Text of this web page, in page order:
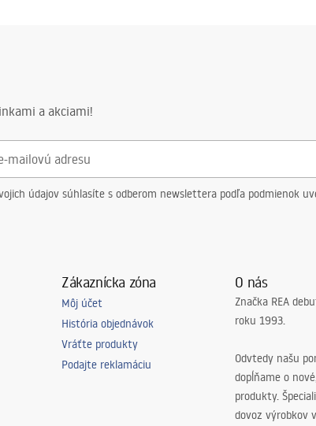
a akciami!
údajov súhlasíte s odberom newslettera podľa podmienok
Zákaznícka zóna
Môj účet
História objednávok
Vráťte produkty
Podajte reklamáciu
O nás
Značka REA
roku 1993.
Odvtedy našu
dopĺňame o
produkty.
dovoz výrobkov